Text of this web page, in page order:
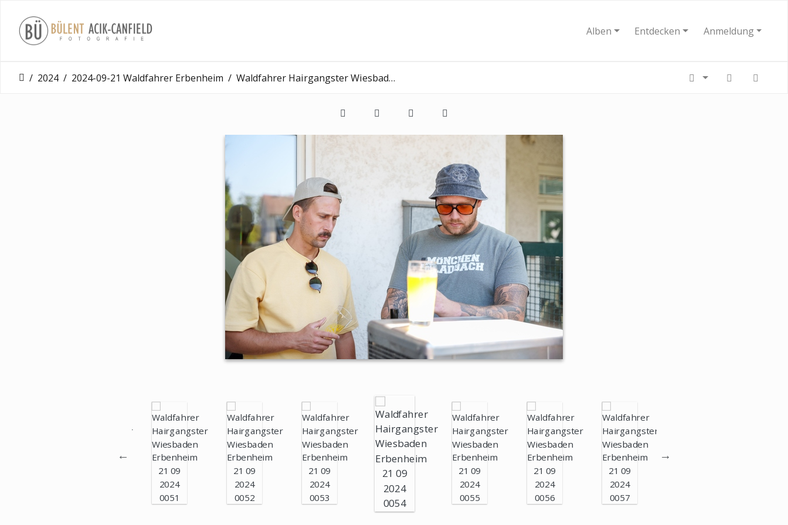
Alben Entdecken Anmeldung
2024 2024-09-21 Waldfahrer Erbenheim Waldfahrer Hairgangster Wiesbaden Erbenheim 21 09 2024 0054